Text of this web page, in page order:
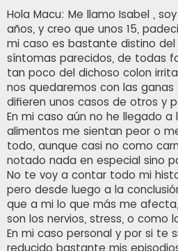
n
s
a
j
e
Hola Macu: Me llamo Isabel ,
años, y creo que unos 15,
mi caso es bastante distino
síntomas parecidos, de todas
tan poco del dichoso colon
nos quedaremos con las
difieren unos casos de otros y
En mi caso aún no he llegado a
alimentos me sientan peor o
todo, aunque casi no como
notado nada en especial sino
No te voy a contar todo mi
pero desde luego a la
que a mi lo que más me
son los nervios, stress, o como
En mi caso personal y por si te
reducido bastante mis